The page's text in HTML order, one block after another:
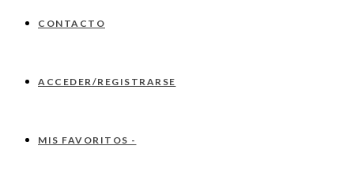
CONTACTO
ACCEDER/REGISTRARSE
MIS FAVORITOS -